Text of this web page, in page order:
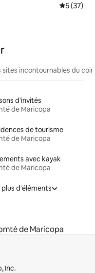
Note
5 (37)
sites incontournables du coin
d'invités
de Maricopa
de tourisme
de Maricopa
avec kayak
de Maricopa
plus d'éléments
de Maricopa
Inc.